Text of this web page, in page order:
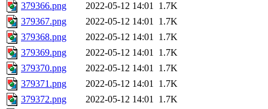
379366.png
2022-05-12 14:01 1.7K
379367.png
2022-05-12 14:01 1.7K
379368.png
2022-05-12 14:01 1.7K
379369.png
2022-05-12 14:01 1.7K
379370.png
2022-05-12 14:01 1.7K
379371.png
2022-05-12 14:01 1.7K
379372.png
2022-05-12 14:01 1.7K